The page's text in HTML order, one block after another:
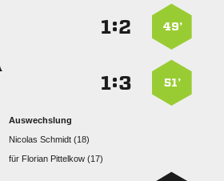
49’
:
51’
:
Auswechslung
  
für   